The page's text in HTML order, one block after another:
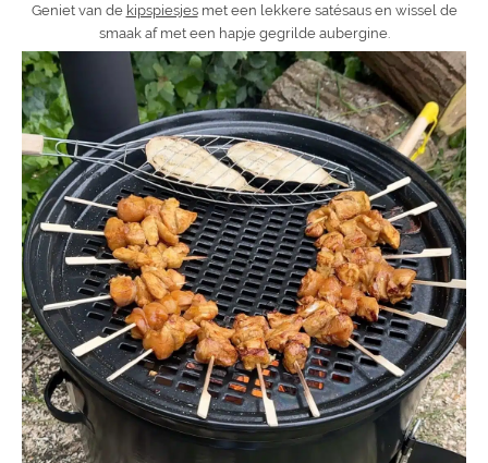
Geniet van de kipspiesjesmet een lekkere satésaus en wissel de
smaak af met een hapje gegrilde aubergine.